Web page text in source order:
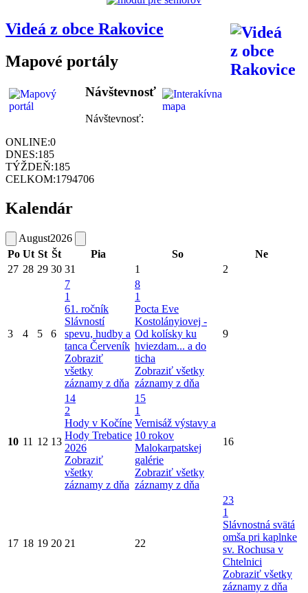
Videá z obce Rakovice
Mapové portály
Návštevnosť
Návštevnosť:
ONLINE:0
DNES:185
TÝŽDEŇ:185
CELKOM:1794706
Kalendár
August2026
Po Ut St Št Pia So
Ne
27 28 29 30 31 1 2
3 4 5 6
7
1
61. ročník
Slávností
spevu, hudby a
tanca Červeník
Zobraziť
všetky
záznamy z dňa
8
1
Pocta Eve
Kostolányiovej -
Od kolísky ku
hviezdam... a do
ticha
Zobraziť všetky
záznamy z dňa
9
10 11 12 13
14
2
Hody v Kočíne
Hody Trebatice
2026
Zobraziť
všetky
záznamy z dňa
15
1
Vernisáž výstavy a
10 rokov
Malokarpatskej
galérie
Zobraziť všetky
záznamy z dňa
16
17 18 19 20 21 22
23
1
Slávnostná svätá
omša pri kaplnke
sv. Rochusa v
Chtelnici
Zobraziť všetky
záznamy z dňa